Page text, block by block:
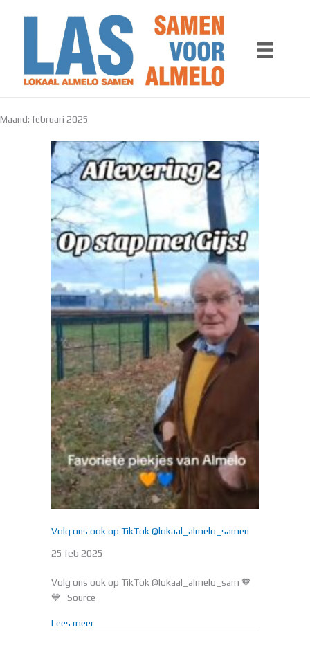
Maand: februari 2025
Volg ons ook op TikTok @lokaal_almelo_samen
25 feb 2025
Volg ons ook op TikTok @lokaal_almelo_sam 🧡
💙 Source
Lees meerabout Volg ons ook op TikTok